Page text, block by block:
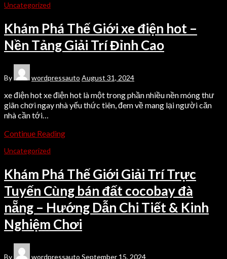
Uncategorized
Khám Phá Thế Giới xe điện hot –
Nền Tảng Giải Trí Đỉnh Cao
By wordpressauto August 31, 2024
xe điện hot xe điện hot là một trong phần nhiều nền móng thư
giãn chơi ngay nhà yếu thức tiên, đem về mang lại người căn
nhà cần tới…
Continue Reading
Uncategorized
Khám Phá Thế Giới Giải Trí Trực
Tuyến Cùng bán đất cocobay đà
nẵng – Hướng Dẫn Chi Tiết & Kinh
Nghiệm Chơi
By wordpressauto September 15, 2024